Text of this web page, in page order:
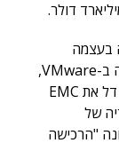
בעצמה
בברודקום בעבר, היא המשקיעה השניה בגודלה ב-VMware,
ולה 10% ממניותיה. סילבר לייק רכשה, יחד עם דל את EMC
של
שכונה "הרכישה